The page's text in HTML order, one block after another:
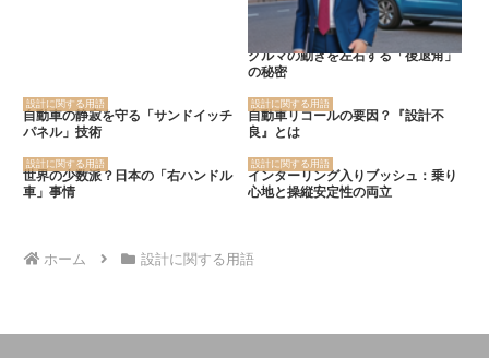
クルマの動きを左右する「後退角」
の秘密
設計に関する用語
自動車の静寂を守る「サンドイッチ
パネル」技術
設計に関する用語
自動車リコールの要因？『設計不
良』とは
設計に関する用語
世界の少数派？日本の「右ハンドル
車」事情
設計に関する用語
インターリング入りブッシュ：乗り
心地と操縦安定性の両立
ホーム 設計に関する用語